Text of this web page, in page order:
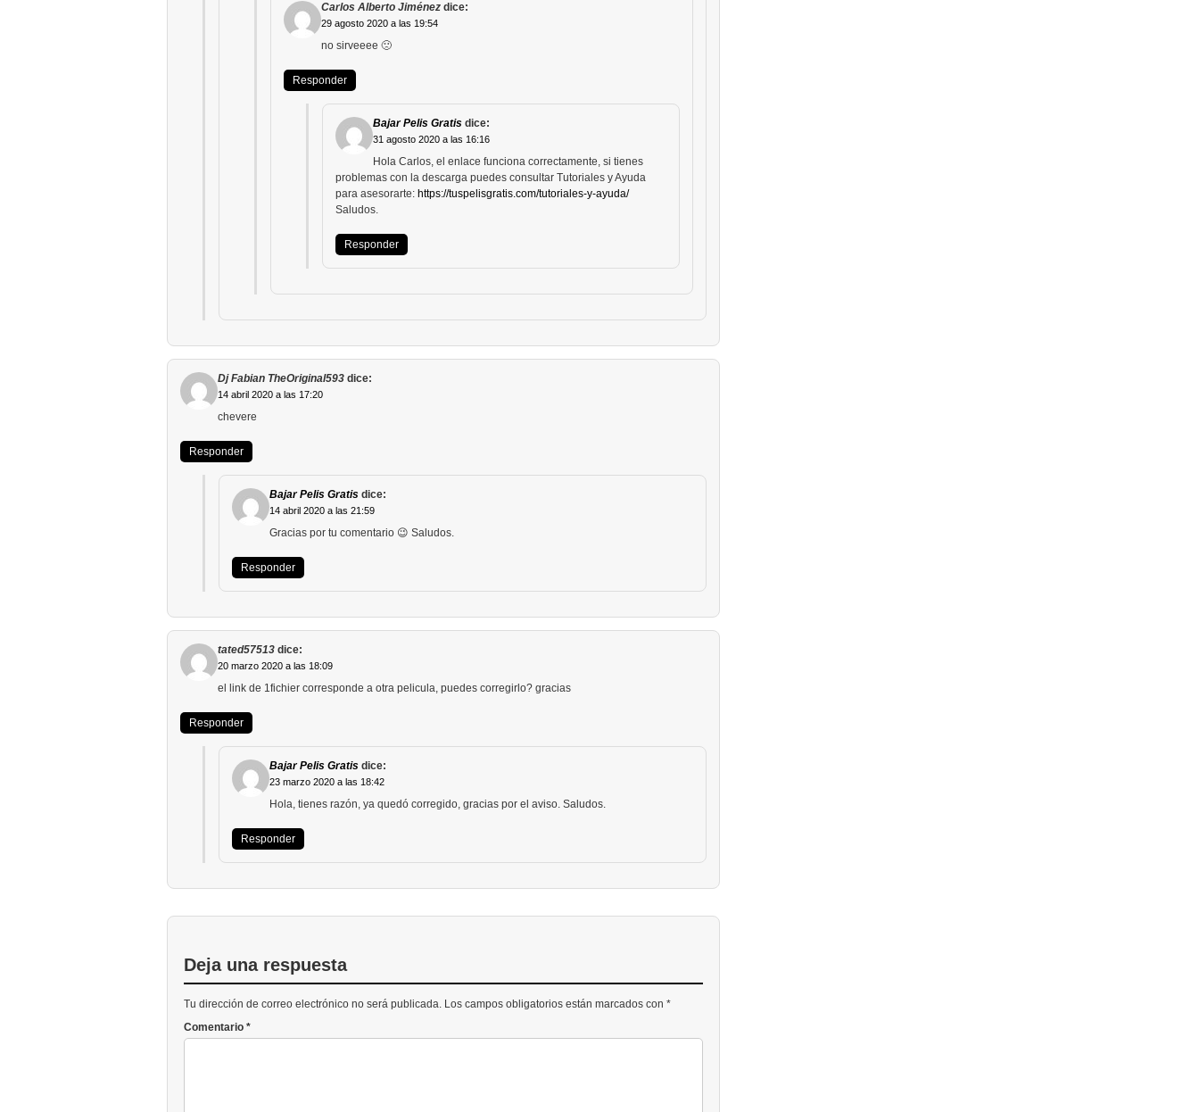
Carlos Alberto Jiménez dice:
29 agosto 2020 a las 19:54
no sirveeee 🙁
Responder
Bajar Pelis Gratis dice:
31 agosto 2020 a las 16:16
Hola Carlos, el enlace funciona correctamente, si tienes
problemas con la descarga puedes consultar Tutoriales y Ayuda
para asesorarte: https://tuspelisgratis.com/tutoriales-y-ayuda/
Saludos.
Responder
Dj Fabian TheOriginal593 dice:
14 abril 2020 a las 17:20
chevere
Responder
Bajar Pelis Gratis dice:
14 abril 2020 a las 21:59
Gracias por tu comentario 😉 Saludos.
Responder
tated57513 dice:
20 marzo 2020 a las 18:09
el link de 1fichier corresponde a otra pelicula, puedes corregirlo? gracias
Responder
Bajar Pelis Gratis dice:
23 marzo 2020 a las 18:42
Hola, tienes razón, ya quedó corregido, gracias por el aviso. Saludos.
Responder
Deja una respuesta
Tu dirección de correo electrónico no será publicada. Los campos obligatorios están marcados con *
Comentario *